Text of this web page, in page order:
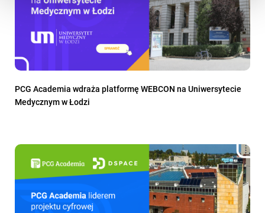
PCG Academia wdraża platformę WEBCON na Uniwersytecie
Medycznym w Łodzi